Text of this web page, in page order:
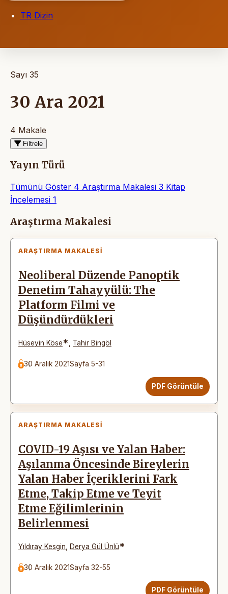
TR Dizin
Sayı 35
30 Ara 2021
4 Makale
Filtrele
Yayın Türü
Tümünü Göster 4 Araştırma Makalesi 3 Kitap
İncelemesi 1
Makaleler
Araştırma Makalesi
ARAŞTIRMA MAKALESI
Neoliberal Düzende Panoptik
Denetim Tahayyülü: The
Platform Filmi ve
Düşündürdükleri
Hüseyin Köse* Tahir Bingöl
30 Aralık 2021Sayfa 5-31
PDF Görüntüle
ARAŞTIRMA MAKALESI
COVID-19 Aşısı ve Yalan Haber:
Aşılanma Öncesinde Bireylerin
Yalan Haber İçeriklerini Fark
Etme, Takip Etme ve Teyit
Etme Eğilimlerinin
Belirlenmesi
Yıldıray Kesgin Derya Gül Ünlü*
30 Aralık 2021Sayfa 32-55
PDF Görüntüle